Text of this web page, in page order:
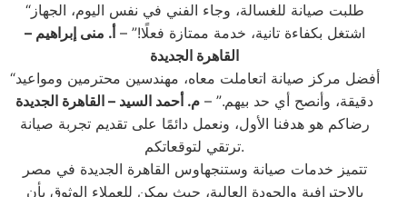
“طلبت صيانة للغسالة، وجاء الفني في نفس اليوم، الجهاز
اشتغل بكفاءة تانية، خدمة ممتازة فعلًا!” – أ. منى إبراهيم –
القاهرة الجديدة
“أفضل مركز صيانة اتعاملت معاه، مهندسين محترمين ومواعيد
دقيقة، وأنصح أي حد بيهم.” – م. أحمد السيد – القاهرة الجديدة
رضاكم هو هدفنا الأول، ونعمل دائمًا على تقديم تجربة صيانة
ترتقي لتوقعاتكم.
تتميز خدمات صيانة وستنجهاوس القاهرة الجديدة في مصر
بالاحترافية والجودة العالية، حيث يمكن للعملاء الوثوق بأن